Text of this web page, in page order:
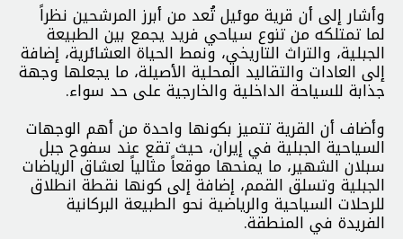
وأشار إلى أن قرية موئیل تُعد من أبرز المرشحين نظراً
لما تمتلكه من تنوع سياحي فريد يجمع بين الطبيعة
الجبلية، والتراث التاريخي، ونمط الحياة العشائرية، إضافة
إلى العادات والتقاليد المحلية الأصيلة، ما يجعلها وجهة
جذابة للسياحة الداخلية والخارجية على حد سواء.
وأضاف أن القرية تتميز بكونها واحدة من أهم الوجهات
السياحية الجبلية في إيران، حيث تقع عند سفوح جبل
سبلان الشهير، ما يمنحها موقعاً مثالياً لعشاق الرياضات
الجبلية وتسلق القمم، إضافة إلى كونها نقطة انطلاق
للرحلات السياحية والرياضية نحو الطبيعة البركانية
الفريدة في المنطقة.